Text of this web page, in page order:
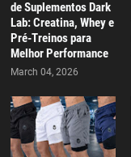
de Suplementos Dark
Lab: Creatina, Whey e
Pré-Treinos para
Melhor Performance
March 04, 2026